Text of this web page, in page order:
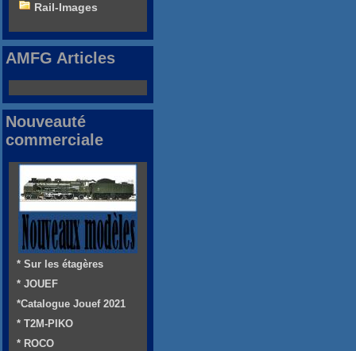
Rail-Images
AMFG Articles
Nouveauté
commerciale
* Sur les étagères
* JOUEF
*Catalogue Jouef 2021
* T2M-PIKO
* ROCO